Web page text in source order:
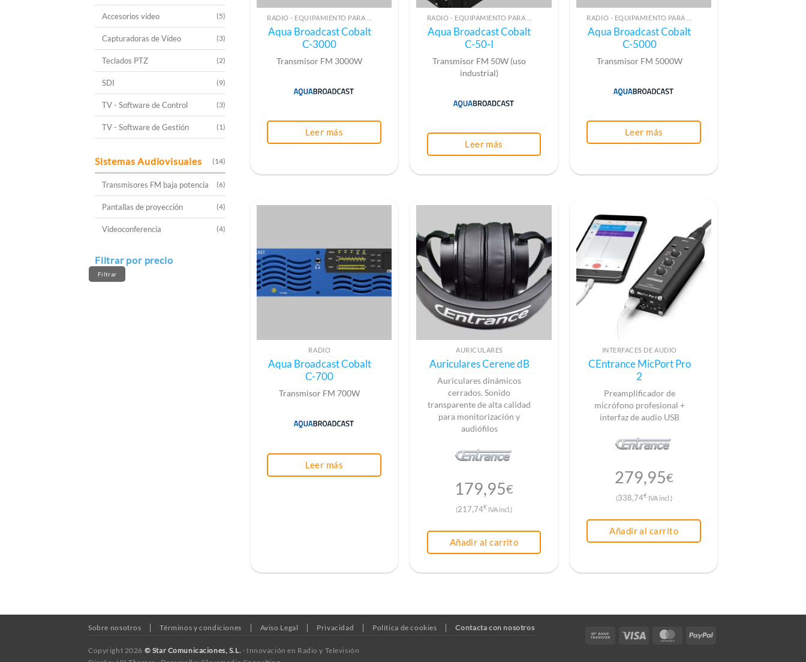
Accesorios vídeo (5)
Capturadoras de Vídeo (3)
Teclados PTZ (2)
SDI (9)
TV - Software de Control (3)
TV - Software de Gestión (1)
Sistemas Audiovisuales (14)
Transmisores FM baja potencia (6)
Pantallas de proyección (4)
Videoconferencia (4)
Filtrar por precio
Precio
mínimo
Precio
máximo
Filtrar
Aqua Broadcast Cobalt
C-3000
Transmisor FM 3000W
Leer más
Aqua Broadcast Cobalt
C-50-I
Transmisor FM 50W (uso
industrial)
Leer más
Aqua Broadcast Cobalt
C-5000
Transmisor FM 5000W
Leer más
RADIO
Aqua Broadcast Cobalt
C-700
Transmisor FM 700W
Leer más
AURICULARES
Auriculares Cerene dB
Auriculares dinámicos
cerrados. Sonido
transparente de alta calidad
para monitorización y
audiófilos
179,95€
(217,74€IVA incl.)
Añadir al carrito
INTERFACES DE AUDIO
CEntrance MicPort Pro
2
Preamplificador de
micrófono profesional +
interfaz de audio USB
279,95€
(338,74€IVA incl.)
Añadir al carrito
Bank
Visa MasterCardPayPal
Sobre nosotros Términos y condiciones Aviso Legal Privacidad Política de cookies Contacta con nosotros
Copyright 2026 © Star Comunicaciones, S.L. · Innovación en Radio y Televisión